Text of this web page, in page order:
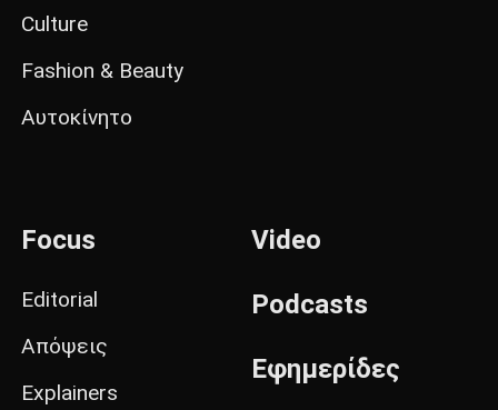
Culture
Fashion & Beauty
Αυτοκίνητο
Focus
Editorial
Απόψεις
Explainers
Video
Podcasts
Εφημερίδες